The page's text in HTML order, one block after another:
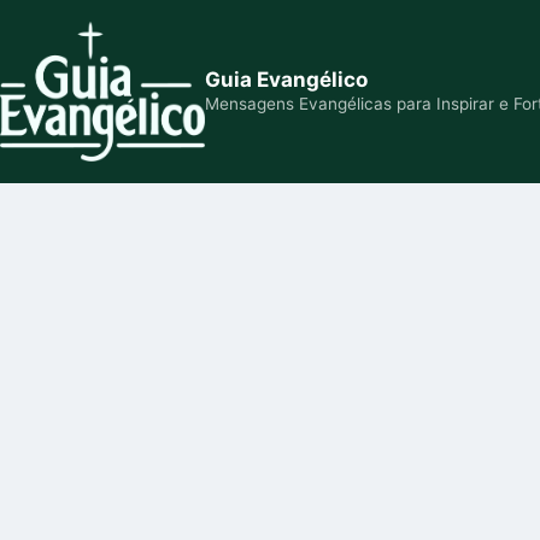
Guia Evangélico
Mensagens Evangélicas para Inspirar e